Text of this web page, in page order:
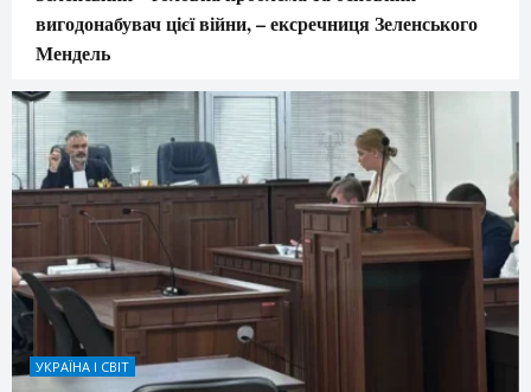
вигодонабувач цієї війни, – ексречниця Зеленського
Мендель
УКРАЇНА І СВІТ